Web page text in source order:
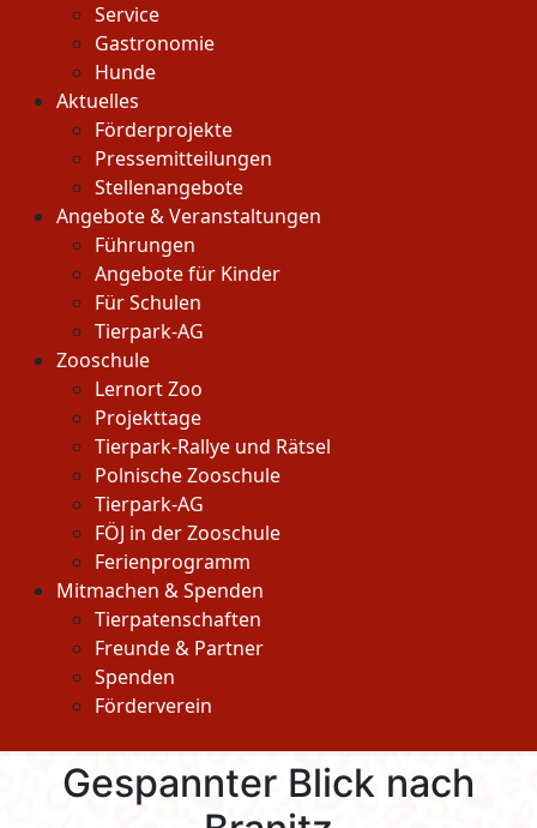
Service
Gastronomie
Hunde
Aktuelles
Förderprojekte
Pressemitteilungen
Stellenangebote
Angebote & Veranstaltungen
Führungen
Angebote für Kinder
Für Schulen
Tierpark-AG
Zooschule
Lernort Zoo
Projekttage
Tierpark-Rallye und Rätsel
Polnische Zooschule
Tierpark-AG
FÖJ in der Zooschule
Ferienprogramm
Mitmachen & Spenden
Tierpatenschaften
Freunde & Partner
Spenden
Förderverein
Gespannter Blick nach